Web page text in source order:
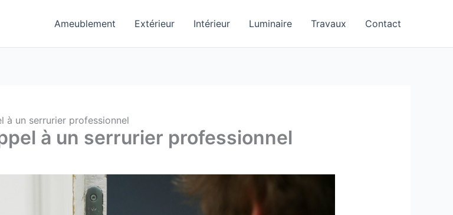
Ameublement Extérieur Intérieur Luminaire Travaux Contact
à un serrurier professionnel
à un serrurier professionnel